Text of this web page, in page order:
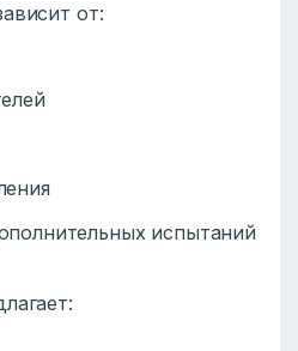
от:
испытаний